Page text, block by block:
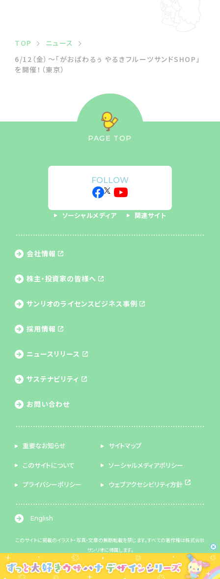
TOP
ニュース
6/12（金）〜「がおぱわるぅ やるきフルーツサンドSHOP」
を開催！（東京）
PAGE TOP
FOLLOW
ソーシャルメディア 関連サイト
会社情報
株主・投資家の皆様へ
サンリオのライセンス ビジネス事例
採用情報
ニュースリリース
サステナビリティ
お問い合わせ
重要なお知らせ サイトマップ
このサイトについて ソーシャルメディアポリシー
プライバシーポリシー ウェブアクセシビリティ方針
English
このサイトに掲載のイラスト・写真・文章の無断転載を禁じます。すべての著作権は株式会社
サンリオに帰属します。
© 2026 SANRIO CO., LTD. 著作 株式会社サンリオ